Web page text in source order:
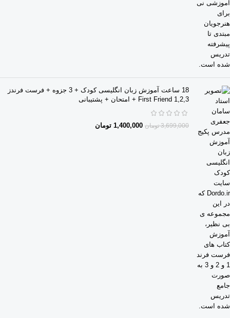
18 ساعت آموزش زبان انگلیسی کودک + 3 جزوه + فرست فرندز
2,3,First Friend 1 + امتحان + پشتیبانی
3,699,000 تومان 1,400,000 تومان